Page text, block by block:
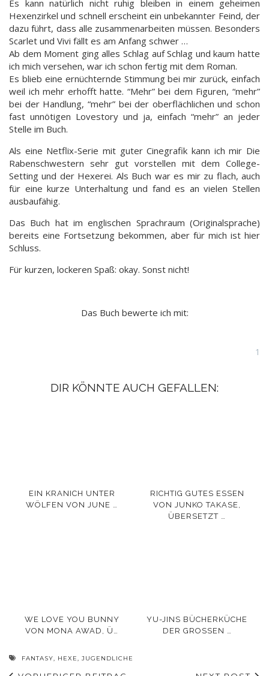
Es kann natürlich nicht ruhig bleiben in einem geheimen
Hexenzirkel und schnell erscheint ein unbekannter Feind, der
dazu führt, dass alle zusammenarbeiten müssen. Besonders
Scarlet und Vivi fällt es am Anfang schwer …
Ab dem Moment ging alles Schlag auf Schlag und kaum hatte
ich mich versehen, war ich schon fertig mit dem Roman.
Es blieb eine ernüchternde Stimmung bei mir zurück, einfach
weil ich mehr erhofft hatte. “Mehr” bei dem Figuren, “mehr”
bei der Handlung, “mehr” bei der oberflächlichen und schon
fast unnötigen Lovestory und ja, einfach “mehr” an jeder
Stelle im Buch.
Als eine Netflix-Serie mit guter Cinegrafik kann ich mir Die
Rabenschwestern sehr gut vorstellen mit dem College-
Setting und der Hexerei. Als Buch war es mir zu flach, auch
für eine kurze Unterhaltung und fand es an vielen Stellen
ausbaufähig.
Das Buch hat im englischen Sprachraum (Originalsprache)
bereits eine Fortsetzung bekommen, aber für mich ist hier
Schluss.
Für kurzen, lockeren Spaß: okay. Sonst nicht!
Das Buch bewerte ich mit:
1
DIR KÖNNTE AUCH GEFALLEN:
EIN KRANICH UNTER
WÖLFEN VON JUNE …
RICHTIG GUTES ESSEN
VON JUNKO TAKASE,
ÜBERSETZT …
WE LOVE YOU BUNNY
VON MONA AWAD, Ü…
YU-JINS BÜCHERKÜCHE
DER GROSSEN …
FANTASY, HEXE, JUGENDLICHE